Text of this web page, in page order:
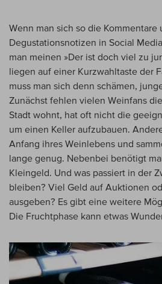
Wenn man sich so die Kommentare
Degustationsnotizen in Social
man meinen »Der ist doch viel zu
liegen auf einer Kurzwahltaste der
muss man sich denn schämen,
Zunächst fehlen vielen Weinfans
Stadt wohnt, hat oft nicht die
um einen Keller aufzubauen.
Anfang ihres Weinlebens und
lange genug. Nebenbei benötigt
Kleingeld. Und was passiert in der
bleiben? Viel Geld auf Auktionen
ausgeben? Es gibt eine weitere
Die Fruchtphase kann etwas